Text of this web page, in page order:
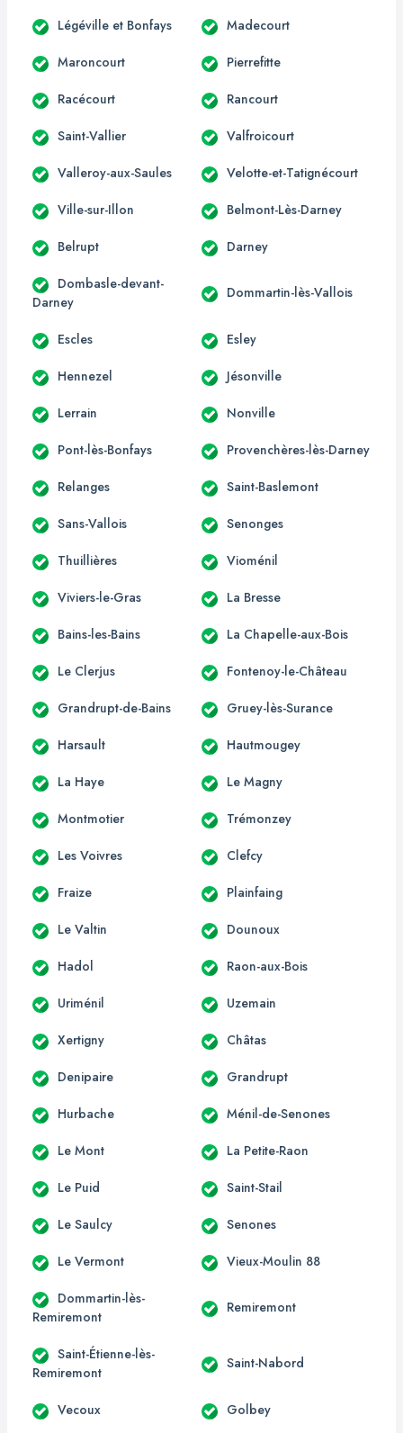
Légéville et Bonfays Madecourt
Maroncourt Pierrefitte
Racécourt Rancourt
Saint-Vallier Valfroicourt
Valleroy-aux-Saules Velotte-et-Tatignécourt
Ville-sur-Illon Belmont-Lès-Darney
Belrupt Darney
Dombasle-devant-
Darney
Dommartin-lès-Vallois
Escles Esley
Hennezel Jésonville
Lerrain Nonville
Pont-lès-Bonfays Provenchères-lès-Darney
Relanges Saint-Baslemont
Sans-Vallois Senonges
Thuillières Vioménil
Viviers-le-Gras La Bresse
Bains-les-Bains La Chapelle-aux-Bois
Le Clerjus Fontenoy-le-Château
Grandrupt-de-Bains Gruey-lès-Surance
Harsault Hautmougey
La Haye Le Magny
Montmotier Trémonzey
Les Voivres Clefcy
Fraize Plainfaing
Le Valtin Dounoux
Hadol Raon-aux-Bois
Uriménil Uzemain
Xertigny Châtas
Denipaire Grandrupt
Hurbache Ménil-de-Senones
Le Mont La Petite-Raon
Le Puid Saint-Stail
Le Saulcy Senones
Le Vermont Vieux-Moulin 88
Dommartin-lès-
Remiremont
Remiremont
Saint-Étienne-lès-
Remiremont
Saint-Nabord
Vecoux Golbey